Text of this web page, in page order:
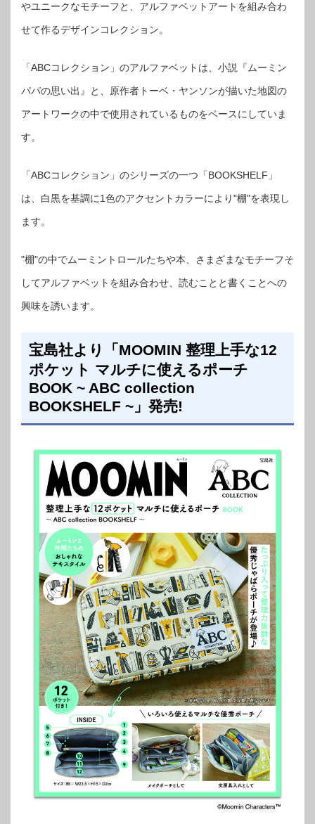
やユニークなモチーフと、アルファベットアートを組み合わ
せて作るデザインコレクション。
「ABCコレクション」のアルファベットは、小説『ムーミン
パパの思い出』と、原作者トーベ・ヤンソンが描いた地図の
アートワークの中で使用されているものをベースにしていま
す。
「ABCコレクション」のシリーズの一つ「BOOKSHELF」
は、白黒を基調に1色のアクセントカラーにより"棚"を表現し
ます。
"棚"の中でムーミントロールたちや本、さまざまなモチーフそ
してアルファベットを組み合わせ、読むことと書くことへの
興味を誘います。
宝島社より「MOOMIN 整理上手な12
ポケット マルチに使えるポーチ
BOOK ~ ABC collection
BOOKSHELF ~」発売!